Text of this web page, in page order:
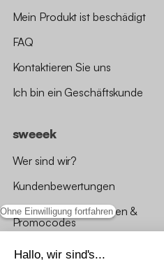
Ohne Einwilligung fortfahren
Hallo, wir sind's...
Mein Produkt ist beschädigt
FAQ
Kontaktieren Sie uns
Ich bin ein Geschäftskunde
sweeek
Wer sind wir?
Kundenbewertungen
*Angebotsbedingungen &
Promocodes
Bewertungen von sweeek